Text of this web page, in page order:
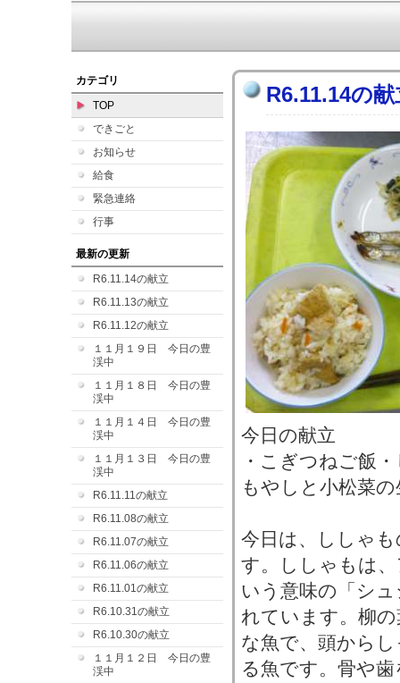
カテゴリ
TOP
できごと
お知らせ
給食
緊急連絡
行事
最新の更新
R6.11.14の献立
R6.11.13の献立
R6.11.12の献立
１１月１９日 今日の豊
渓中
１１月１８日 今日の豊
渓中
１１月１４日 今日の豊
渓中
１１月１３日 今日の豊
渓中
R6.11.11の献立
R6.11.08の献立
R6.11.07の献立
R6.11.06の献立
R6.11.01の献立
R6.10.31の献立
R6.10.30の献立
１１月１２日 今日の豊
渓中
R6.11.14の献
今日の献立
・こぎつねご飯
もやしと小松菜
今日は、ししゃ
す。ししゃもは
いう意味の「シ
れています。柳
な魚で、頭から
る魚です。骨や